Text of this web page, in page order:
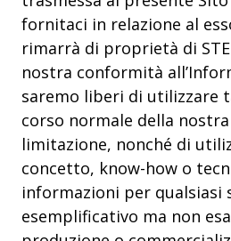
fornitaci in relazione al
rimarrà di proprietà di
nostra conformità
saremo liberi di utilizzare
corso normale della
limitazione, nonché di
concetto, know-how o
informazioni per
esemplificativo ma non